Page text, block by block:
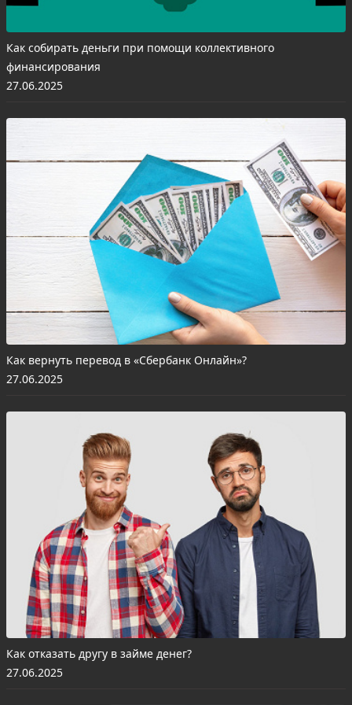
Как собирать деньги при помощи коллективного
финансирования
27.06.2025
Как вернуть перевод в «Сбербанк Онлайн»?
27.06.2025
Как отказать другу в займе денег?
27.06.2025